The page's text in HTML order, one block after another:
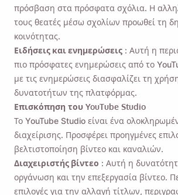
πρόσβαση στα πρόσφατα σχόλια. Η
τους θεατές μέσω σχολίων προωθεί τη
κοινότητας.
Ειδήσεις και ενημερώσεις : Αυτή η
πιο πρόσφατες ενημερώσεις από το
με τις ενημερώσεις διασφαλίζει τη
δυνατοτήτων της πλατφόρμας.
Επισκόπηση του YouTube Studio
Το YouTube Studio είναι ένα
διαχείρισης. Προσφέρει προηγμένες
βελτιστοποίηση βίντεο και καναλιών.
Διαχειριστής βίντεο : Αυτή η
οργάνωση και την επεξεργασία βίντεο.
επιλογές για την αλλαγή τίτλων,